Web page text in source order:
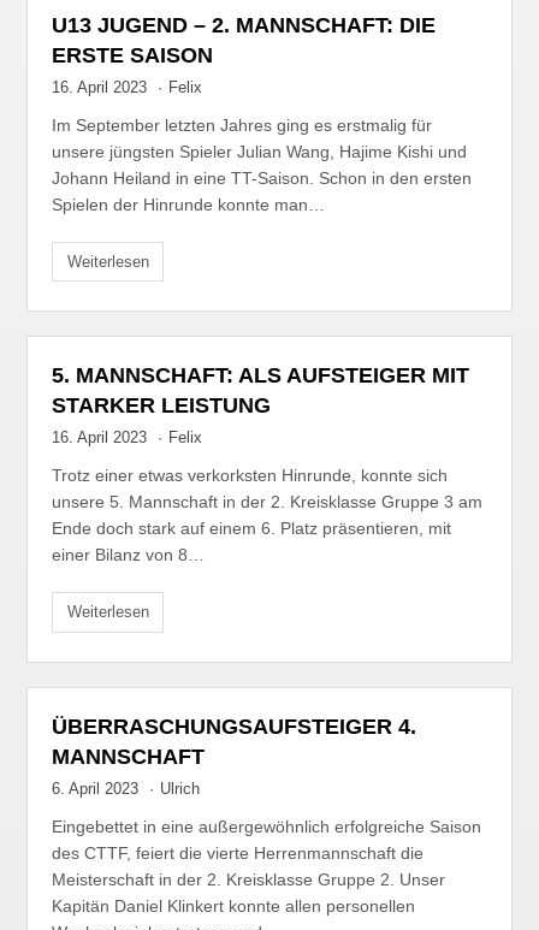
U13 JUGEND – 2. MANNSCHAFT: DIE
ERSTE SAISON
16. April 2023 · Felix
Im September letzten Jahres ging es erstmalig für
unsere jüngsten Spieler Julian Wang, Hajime Kishi und
Johann Heiland in eine TT-Saison. Schon in den ersten
Spielen der Hinrunde konnte man…
Weiterlesen
5. MANNSCHAFT: ALS AUFSTEIGER MIT
STARKER LEISTUNG
16. April 2023 · Felix
Trotz einer etwas verkorksten Hinrunde, konnte sich
unsere 5. Mannschaft in der 2. Kreisklasse Gruppe 3 am
Ende doch stark auf einem 6. Platz präsentieren, mit
einer Bilanz von 8…
Weiterlesen
ÜBERRASCHUNGSAUFSTEIGER 4.
MANNSCHAFT
6. April 2023 · Ulrich
Eingebettet in eine außergewöhnlich erfolgreiche Saison
des CTTF, feiert die vierte Herrenmannschaft die
Meisterschaft in der 2. Kreisklasse Gruppe 2. Unser
Kapitän Daniel Klinkert konnte allen personellen